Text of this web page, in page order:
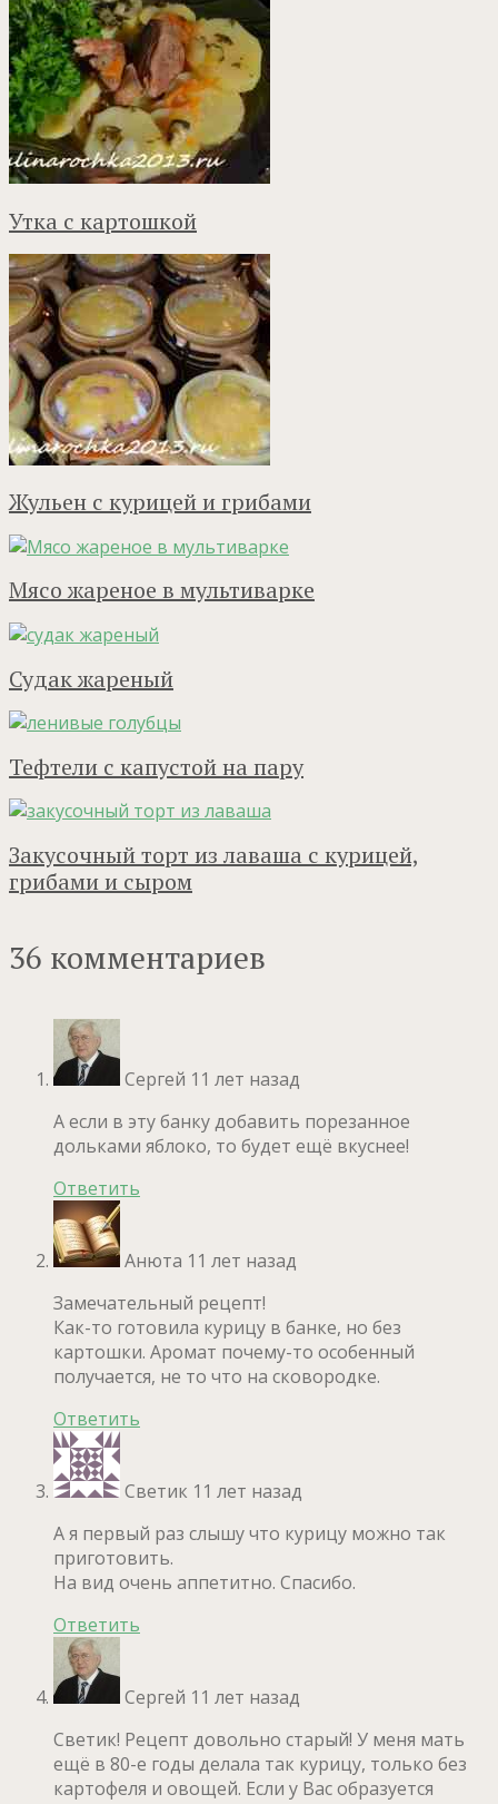
Утка с картошкой
Жульен с курицей и грибами
Мясо жареное в мультиварке
Судак жареный
Тефтели с капустой на пару
Закусочный торт из лаваша с курицей,
грибами и сыром
36 комментариев
Сергей 11 лет назад
А если в эту банку добавить порезанное
дольками яблоко, то будет ещё вкуснее!
Ответить
Анюта 11 лет назад
Замечательный рецепт!
Как-то готовила курицу в банке, но без
картошки. Аромат почему-то особенный
получается, не то что на сковородке.
Ответить
Светик 11 лет назад
А я первый раз слышу что курицу можно так
приготовить.
На вид очень аппетитно. Спасибо.
Ответить
Сергей 11 лет назад
Светик! Рецепт довольно старый! У меня мать
ещё в 80-е годы делала так курицу, только без
картофеля и овощей. Если у Вас образуется